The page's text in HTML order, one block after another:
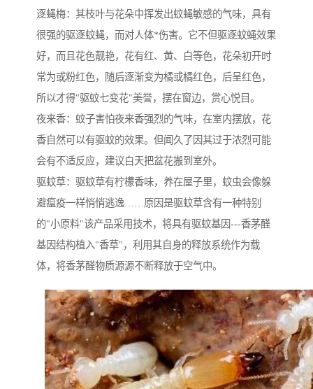
逐蝇梅：其枝叶与花朵中挥发出蚊蝇敏感的气味，具有
很强的驱逐蚊蝇，而对人体*伤害。它不但驱逐蚊蝇效果
好，而且花色靓艳，花有红、黄、白等色，花朵初开时
常为或粉红色，随后逐渐变为橘或橘红色，后呈红色，
所以才得"驱蚊七变花"美誉，摆在窗边，赏心悦目。
夜来香：蚊子害怕夜来香强烈的气味，在室内摆放，花
香自然可以有驱蚊的效果。但闻久了因其过于浓烈可能
会有不适反应，建议白天把盆花搬到室外。
驱蚊草：驱蚊草有柠檬香味，养在屋子里，蚊虫会像躲
避瘟疫一样悄悄逃逸……原因是驱蚊草含有一种特别
的"小原料"该产品采用技术，将具有驱蚊基因---香茅醛
基因结构植入"香草"，利用其自身的释放系统作为载
体，将香茅醛物质源源不断释放于空气中。